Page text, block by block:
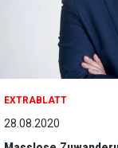
EXTRABLATT
28.08.2020